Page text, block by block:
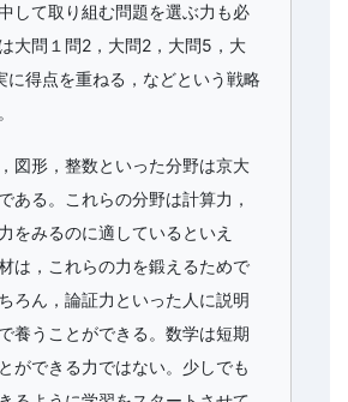
して取り組む問題を選ぶ力も必
大問１問2，大問2，大問5，大
に得点を重ねる，などという戦略
図形，整数といった分野は京大
ある。これらの分野は計算力，
をみるのに適しているといえ
は，これらの力を鍛えるためで
ろん，論証力といった人に説明
養うことができる。数学は短期
ができる力ではない。少しでも